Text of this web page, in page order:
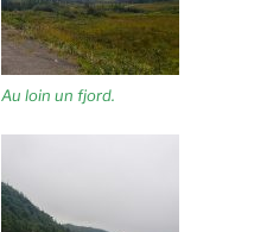
Au loin un fjord.